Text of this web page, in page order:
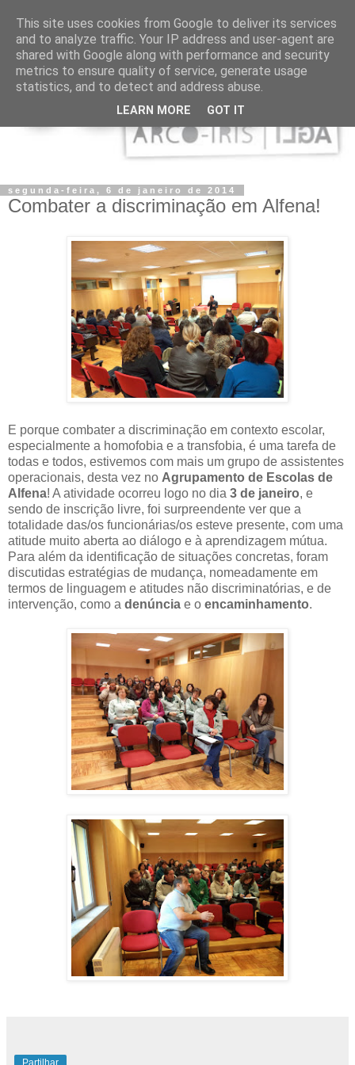
segunda-feira, 6 de janeiro de 2014
Combater a discriminação em Alfena!
E porque combater a discriminação em contexto escolar,
especialmente a homofobia e a transfobia, é uma tarefa de
todas e todos, estivemos com mais um grupo de assistentes
operacionais, desta vez no Agrupamento de Escolas de
Alfena! A atividade ocorreu logo no dia 3 de janeiro, e
sendo de inscrição livre, foi surpreendente ver que a
totalidade das/os funcionárias/os esteve presente, com uma
atitude muito aberta ao diálogo e à aprendizagem mútua.
Para além da identificação de situações concretas, foram
discutidas estratégias de mudança, nomeadamente em
termos de linguagem e atitudes não discriminatórias, e de
intervenção, como a denúncia e o encaminhamento.
Partilhar
This site uses cookies from Google to deliver its services
and to analyze traffic. Your IP address and user-agent are
shared with Google along with performance and security
metrics to ensure quality of service, generate usage
statistics, and to detect and address abuse.
LEARN MORE GOT IT